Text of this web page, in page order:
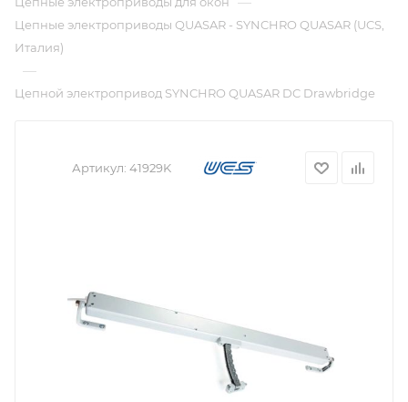
Цепные электроприводы QUASAR - SYNCHRO QUASAR (UCS,
Италия)
—
Цепной электропривод SYNCHRO QUASAR DC Drawbridge
Артикул: 41929K